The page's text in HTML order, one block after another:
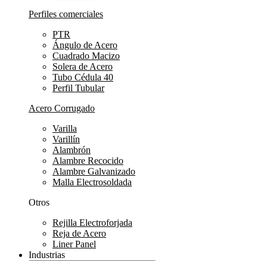
Perfiles comerciales
PTR
Ángulo de Acero
Cuadrado Macizo
Solera de Acero
Tubo Cédula 40
Perfil Tubular
Acero Corrugado
Varilla
Varillín
Alambrón
Alambre Recocido
Alambre Galvanizado
Malla Electrosoldada
Otros
Rejilla Electroforjada
Reja de Acero
Liner Panel
Industrias